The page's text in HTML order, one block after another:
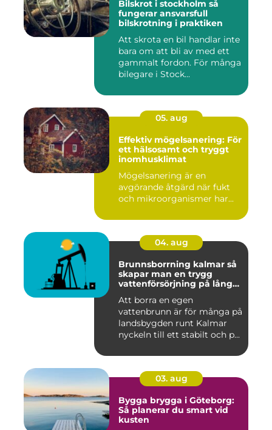
Bilskrot i stockholm så
fungerar ansvarsfull
bilskrotning i praktiken
Att skrota en bil handlar inte
bara om att bli av med ett
gammalt fordon. För många
bilegare i Stock...
05. aug
Effektiv mögelsanering: För
ett hälsosamt och tryggt
inomhusklimat
Mögelsanering är en
avgörande åtgärd när fukt
och mikroorganismer har...
04. aug
Brunnsborrning kalmar så
skapar man en trygg
vattenförsörjning på lång
Att borra en egen
vattenbrunn är för många på
landsbygden runt Kalmar
nyckeln till ett stabilt och p...
03. aug
Bygga brygga i Göteborg:
Så planerar du smart vid
kusten